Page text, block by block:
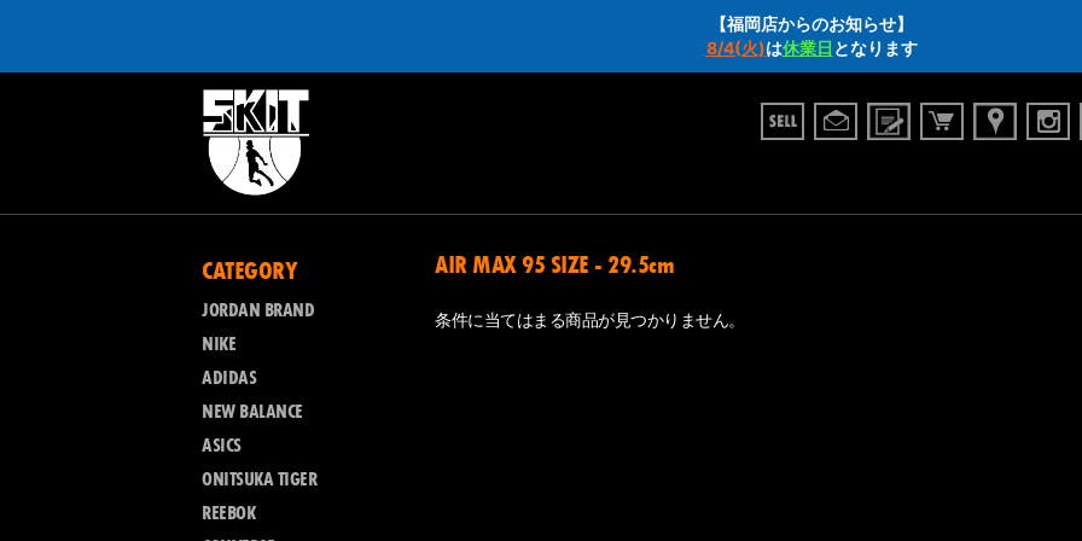
【福岡店からのお知らせ】
8/4(火)は休業日 となります
CATEGORY
JORDAN BRAND
NIKE
ADIDAS
NEW BALANCE
ASICS
ONITSUKA TIGER
REEBOK
AIR MAX 95 SIZE - 29.5cm
条件に当てはまる商品が見つかりません。